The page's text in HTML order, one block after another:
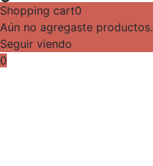
Shopping cart0
Aún no agregaste productos.
Seguir viendo
0